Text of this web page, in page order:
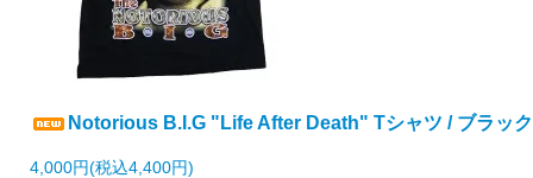
Notorious B.I.G "Life After Death" Tシャツ / ブラック
4,000円(税込4,400円)